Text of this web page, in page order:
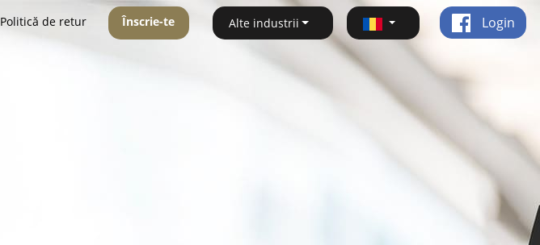
Politică de retur Înscrie-te Alte industrii Login